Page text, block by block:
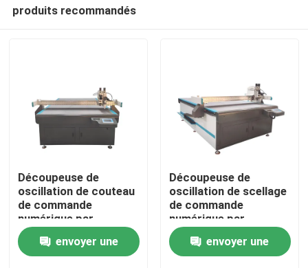
Aperçu
produits recommandés
Découpeuse de
oscillation de couteau
de commande
numérique par
ordinateur pour la
voiture Mat Cutting
1625 tailles
envoyer une
Découpeuse de
oscillation de scellage
de commande
numérique par
ordinateur pour le
caoutchoucenvoyer une